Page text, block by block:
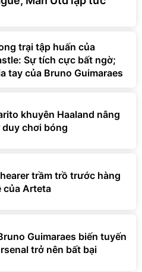
trại tập huấn của
Sự tích cực bất ngờ;
tay của Bruno Guimaraes
khuyên Haaland nâng
chơi bóng
trầm trồ trước hàng
của Arteta
Guimaraes biến tuyến
trở nên bất bại